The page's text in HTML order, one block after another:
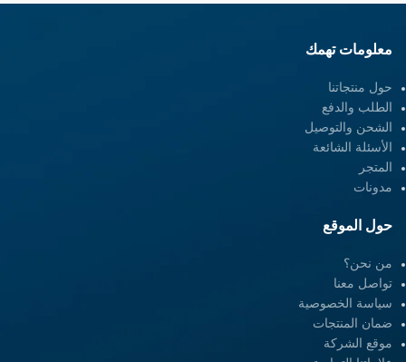
معلومات تهمك
حول منتجاتنا
الطلب والدفع
الشحن والتوصيل
الأسئلة الشائعة
المتجر
مدونات
حول الموقع
من نحن؟
تواصل معنا
سياسة الخصوصية
ضمان المنتجات
موقع الشركة